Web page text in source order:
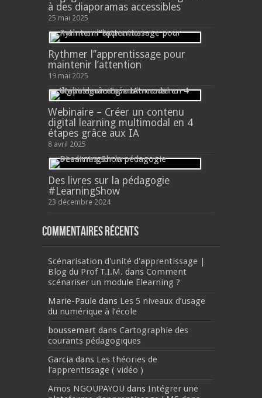
à des diaporamas accessibles
25 mai 2025
Rythmer l’’apprentissage pour
maintenir l’attention
19 mai 2025
Webinaire – Créer un contenu
digital learning multimodal en 4
étapes grâce aux IA
8 avril 2025
Des livres sur la pédagogie
#LearningShow
23 décembre 2024
Commentaires récents
Scénarisation d'unité d'apprentissage |
Blog du Prof T.I.M. dans Comment
scénariser un module Elearning ?
Marie-Paule dans Les 5 niveaux d’usage
du numérique à l’école
boussemart dans Cartographie des
courants pédagogiques
Garcia dans Les théories de
l’apprentissage ( vidéo )
Amos NGOUPAYOU dans Intégrer une